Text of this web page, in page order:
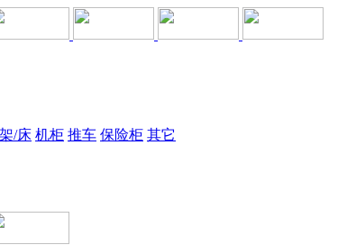
/床 机柜 推车 保险柜 其它